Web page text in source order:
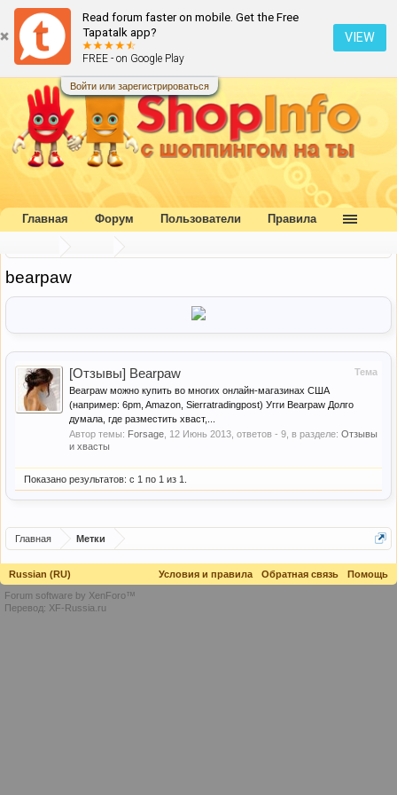
Read forum faster on mobile. Get the Free
Tapatalk app?
FREE - on Google Play
VIEW
Войти или зарегистрироваться
bearpaw
Тема
[Отзывы] Bearpaw
Bearpaw можно купить во многих онлайн-магазинах США
(например: 6pm, Amazon, Sierratradingpost) Угги Bearpaw Долго
думала, где разместить хваст,...
Автор темы: Forsage 12 Июнь 2013 , ответов - 9, в разделе: Отзывы
и хвасты
Показано результатов: с 1 по 1 из 1.
Главная Метки
Главная Форум Пользователи Правила
Russian (RU) Условия и правила Обратная связь
Помощь
Forum software by XenForo™
Перевод: XF-Russia.ru